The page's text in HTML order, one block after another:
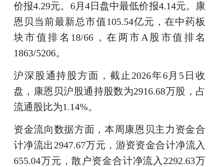
价报4.29元。6月4日盘中最低价报4.14元。康
恩贝当前最新总市值105.54亿元，在中药板
块市值排名18/66，在两市A股市值排名
1863/5206。
沪深股通持股方面，截止2026年6月5日收
盘，康恩贝沪股通持股数为2916.68万股，占
流通股比为1.14%。
资金流向数据方面，本周康恩贝主力资金合
计净流出2947.67万元，游资资金合计净流入
655.04万元，散户资金合计净流入2292.63万